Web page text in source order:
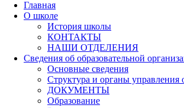
Главная
О школе
История школы
КОНТАКТЫ
НАШИ ОТДЕЛЕНИЯ
Сведения об образовательной
Основные сведения
Структура и органы управления
ДОКУМЕНТЫ
Образование